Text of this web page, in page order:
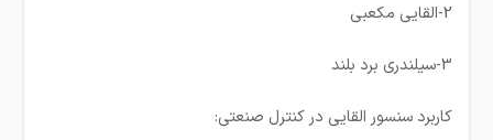
2-القایی مکعبی
3-سیلندری برد بلند
کاربرد سنسور القایی در کنترل صنعتی: